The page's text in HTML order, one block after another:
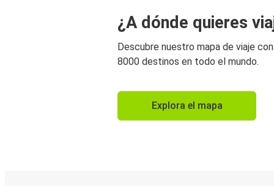
¿A dónde quieres
Descubre nuestro mapa de viaje
8000 destinos en todo el mundo.
Explora el mapa